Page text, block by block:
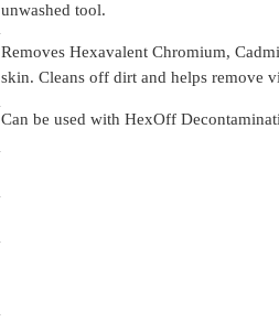
unwashed tool.
Removes Hexavalent Chromium,
skin. Cleans off dirt and helps remove
Can be used with HexOff